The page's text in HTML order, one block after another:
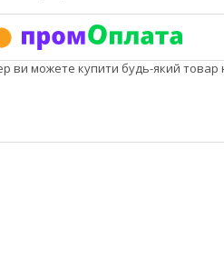
ви можете купити будь-який товар